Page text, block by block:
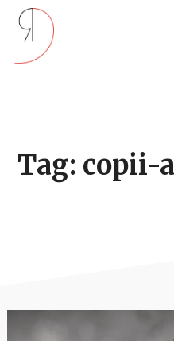
Tag: copii-